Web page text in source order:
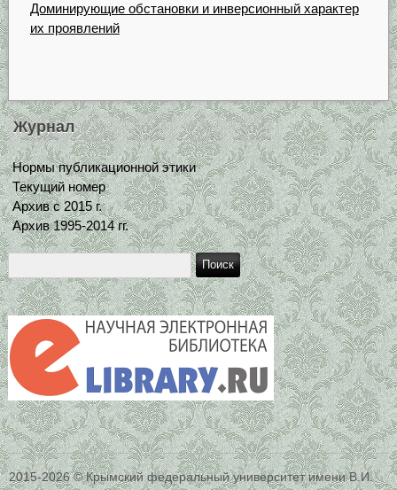
Доминирующие обстановки и инверсионный характер
их проявлений
Журнал
Нормы публикационной этики
Текущий номер
Архив с 2015 г.
Архив 1995-2014 гг.
2015-2026 © Крымский федеральный университет имени В.И.